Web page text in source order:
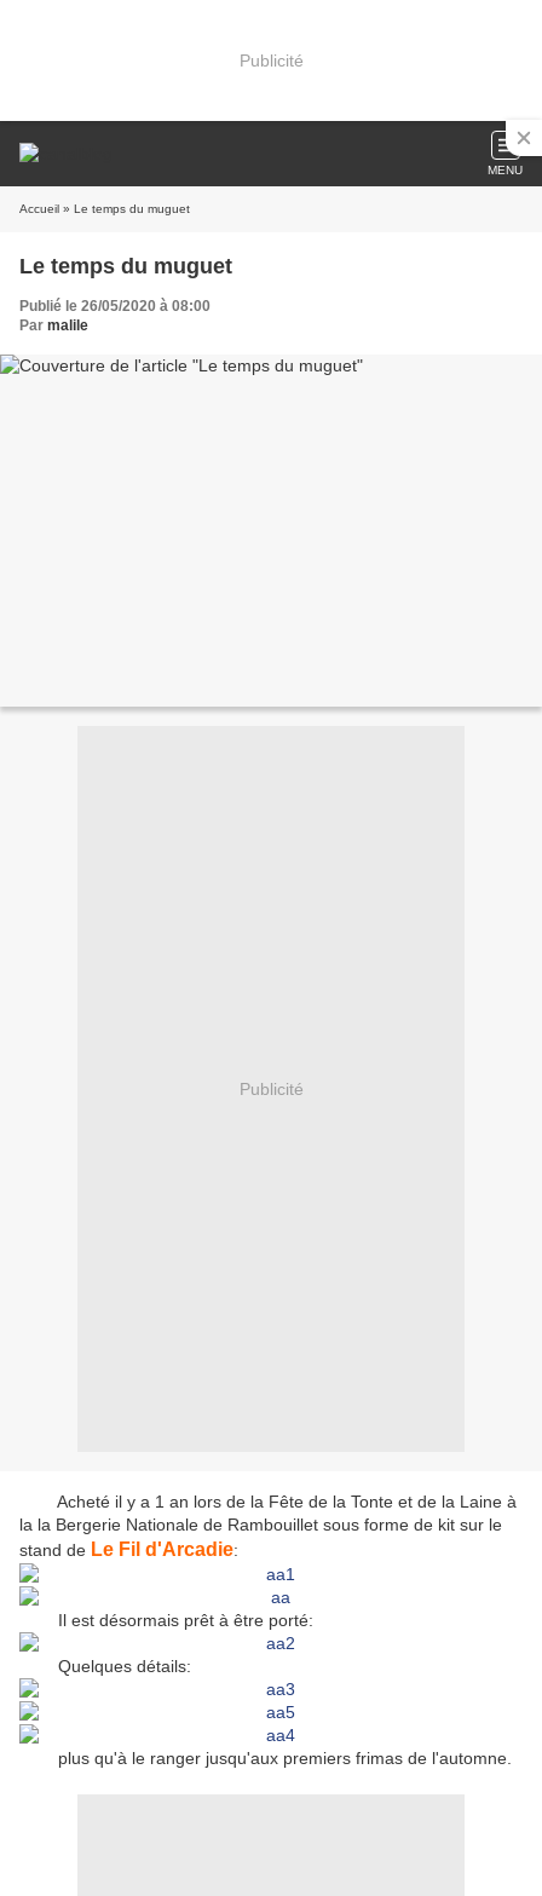
Publicité
MENU
Accueil » Le temps du muguet
Le temps du muguet
Publié le 26/05/2020 à 08:00
Par malile
Publicité
Acheté il y a 1 an lors de la Fête de la Tonte et de la Laine à
la la Bergerie Nationale de Rambouillet sous forme de kit sur le
stand de Le Fil d'Arcadie:
Il est désormais prêt à être porté:
Quelques détails:
plus qu'à le ranger jusqu'aux premiers frimas de l'automne.